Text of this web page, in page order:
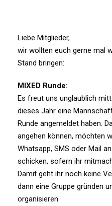
Liebe Mitglieder,
wir wollten euch gerne mal
Stand bringen:
MIXED Runde:
Es freut uns unglaublich
dieses Jahr eine
Runde angemeldet haben.
angehen können, möchten
Whatsapp, SMS oder Mail
schicken, sofern ihr
Damit geht ihr noch keine
dann eine Gruppe gründen
organisieren.